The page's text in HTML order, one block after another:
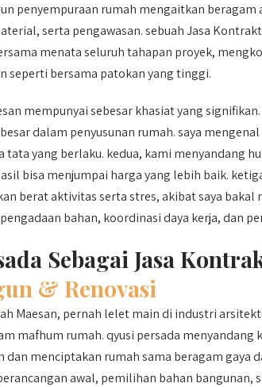
penyempuraan rumah mengaitkan beragam
serta pengawasan. sebuah Jasa
menata seluruh tahapan proyek,
seperti bersama patokan yang tinggi.
mempunyai sebesar khasiat yang
dalam penyusunan rumah. saya
yang berlaku. kedua, kami menyandang
bisa menjumpai harga yang lebih baik.
berat aktivitas serta stres, akibat saya bakal
bahan, koordinasi daya kerja, dan
Sebagai Jasa
& Renovasi
Maesan, pernah lelet main di industri
mafhum rumah. qyusi persada menyandang
menciptakan rumah sama beragam gaya
awal, pemilihan bahan bangunan,